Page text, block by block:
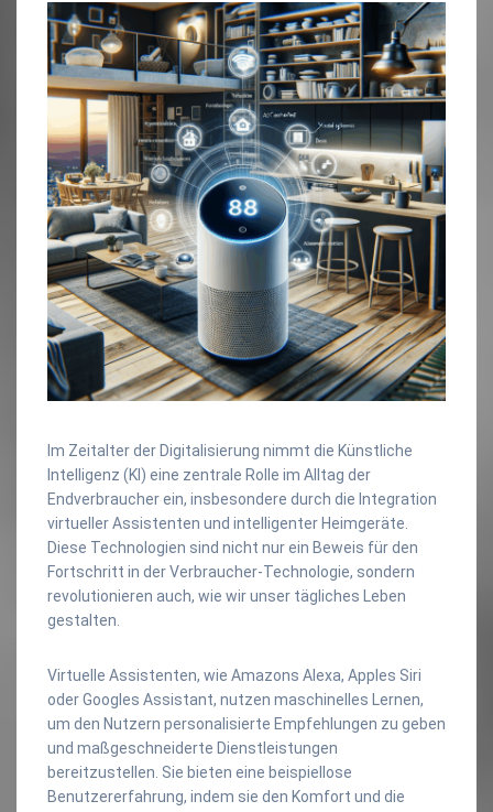
Im Zeitalter der Digitalisierung nimmt die Künstliche
Intelligenz (KI) eine zentrale Rolle im Alltag der
Endverbraucher ein, insbesondere durch die Integration
virtueller Assistenten und intelligenter Heimgeräte.
Diese Technologien sind nicht nur ein Beweis für den
Fortschritt in der Verbraucher-Technologie, sondern
revolutionieren auch, wie wir unser tägliches Leben
gestalten.
Virtuelle Assistenten, wie Amazons Alexa, Apples Siri
oder Googles Assistant, nutzen maschinelles Lernen,
um den Nutzern personalisierte Empfehlungen zu geben
und maßgeschneiderte Dienstleistungen
bereitzustellen. Sie bieten eine beispiellose
Benutzererfahrung, indem sie den Komfort und die